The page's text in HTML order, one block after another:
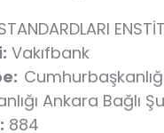
Vakıfbank
Ankara Bağlı
884